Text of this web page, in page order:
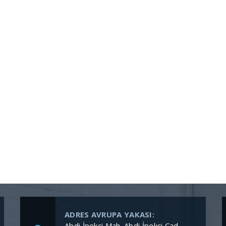
ADRES AVRUPA YAKASI: